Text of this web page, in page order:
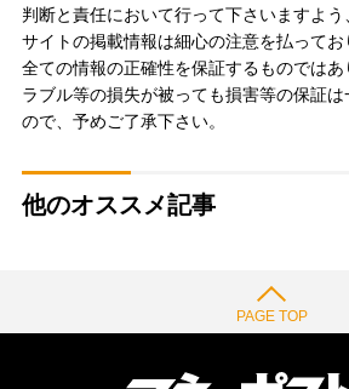
判断と責任において行って下さいますよ
サイトの掲載情報は細心の注意を払って
全ての情報の正確性を保証するものではあ
ラブル等の損失が被っても損害等の保証
ので、予めご了承下さい。
他のオススメ記事
PAGE TOP